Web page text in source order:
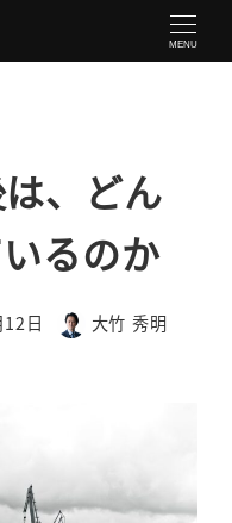
MENU
あなたの一年後は、どんな
、どん
るのか
日
著
大竹 秀明